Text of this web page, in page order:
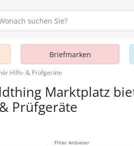
Briefmarken
Hilfs- & Prüfgeräte
Marktplatz
Prüfgeräte
Filter Anbieter